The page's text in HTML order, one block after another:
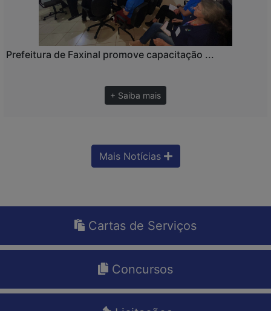
Prefeitura de Faxinal promove capacitação ...
+ Saiba mais
Mais Notícias
Cartas de Serviços
Concursos